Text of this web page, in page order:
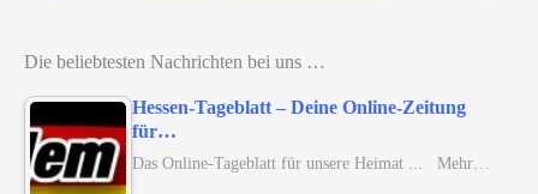
Die beliebtesten Nachrichten bei uns …
Hessen-Tageblatt – Deine Online-Zeitung
für…
Das Online-Tageblatt für unsere Heimat ... Mehr…